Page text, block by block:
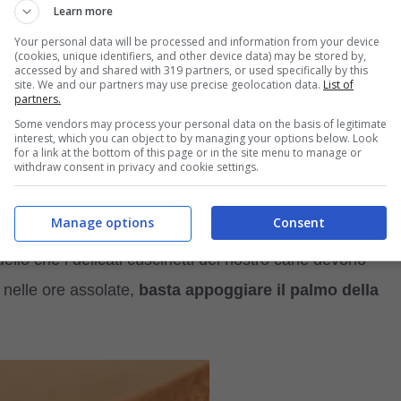
per entrare in contatto con la strada asfaltata
e il terreno.
quando il caldo troppo forte lo rendepossibile preda di
preoccuparsi anche delle zampe: i polpastrelli e i
scottature e ustioni.
come proteggerli
che i delicati cuscinetti del nostro cane devono
ore assolate, basta appoggiare il palmo della
Learn more
Your personal data will be processed and information from your device
(cookies, unique identifiers, and other device data) may be stored by,
accessed by and shared with 319 partners, or used specifically by this
site. We and our partners may use precise geolocation data. List of
partners.
Some vendors may process your personal data on the basis of legitimate
interest, which you can object to by managing your options below. Look
for a link at the bottom of this page or in the site menu to manage or
withdraw consent in privacy and cookie settings.
Consent
Manage options